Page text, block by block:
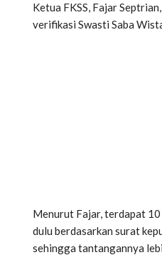
Ketua FKSS, Fajar
verifikasi Swasti Saba
Menurut Fajar, terdapat 10
dulu berdasarkan surat
sehingga tantangannya